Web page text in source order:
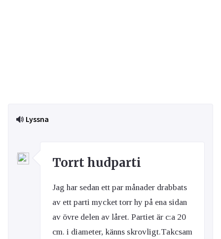
Lyssna
Torrt hudparti
Jag har sedan ett par månader drabbats
av ett parti mycket torr hy på ena sidan
av övre delen av låret. Partiet är c:a 20
cm. i diameter, känns skrovligt.Takcsam